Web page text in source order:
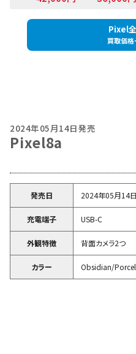
Pixel
買取価格
2024年05月14日発売
Pixel8a
発売日 2024年05月14日
充電端子 USB-C
外観特徴 背面カメラ2つ
カラー Obsidian/